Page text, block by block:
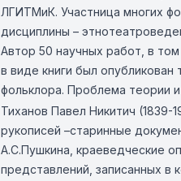
ЛГИТМиК. Участница многих
дисциплины –
Автор 50 научных работ, в
в виде книги был
фольклора. Проблема теории и
Тиханов Павел Никитич (1839-
рукописей –старинные
А.С.Пушкина, краеведческие
представлений, записанных в